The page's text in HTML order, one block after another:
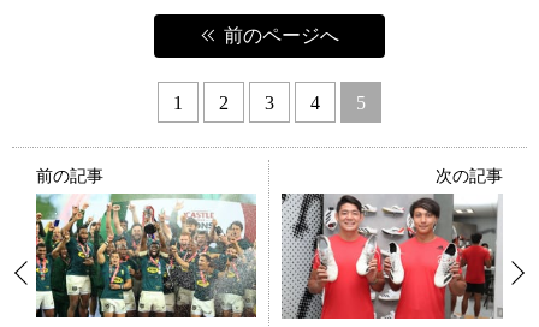
前のページへ
1 2 3 4 5
前の記事 次の記事